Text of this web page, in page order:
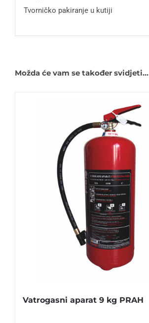
Tvorničko pakiranje u kutiji
Možda će vam se također svidjeti…
Vatrogasni aparat 9 kg PRAH